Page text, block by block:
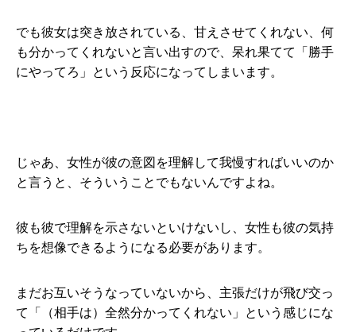
でも彼女は突き放されている、甘えさせてくれない、何
も分かってくれないと言い出すので、呆れ果てて「勝手
にやってろ」という反応になってしまいます。
じゃあ、女性が彼の意図を理解して我慢すればいいのか
と言うと、そういうことでもないんですよね。
彼も彼で理解を示さないといけないし、女性も彼の気持
ちを想像できるようになる必要があります。
まだお互いそうなっていないから、主張だけが飛び交っ
て「（相手は）全然分かってくれない」という感じにな